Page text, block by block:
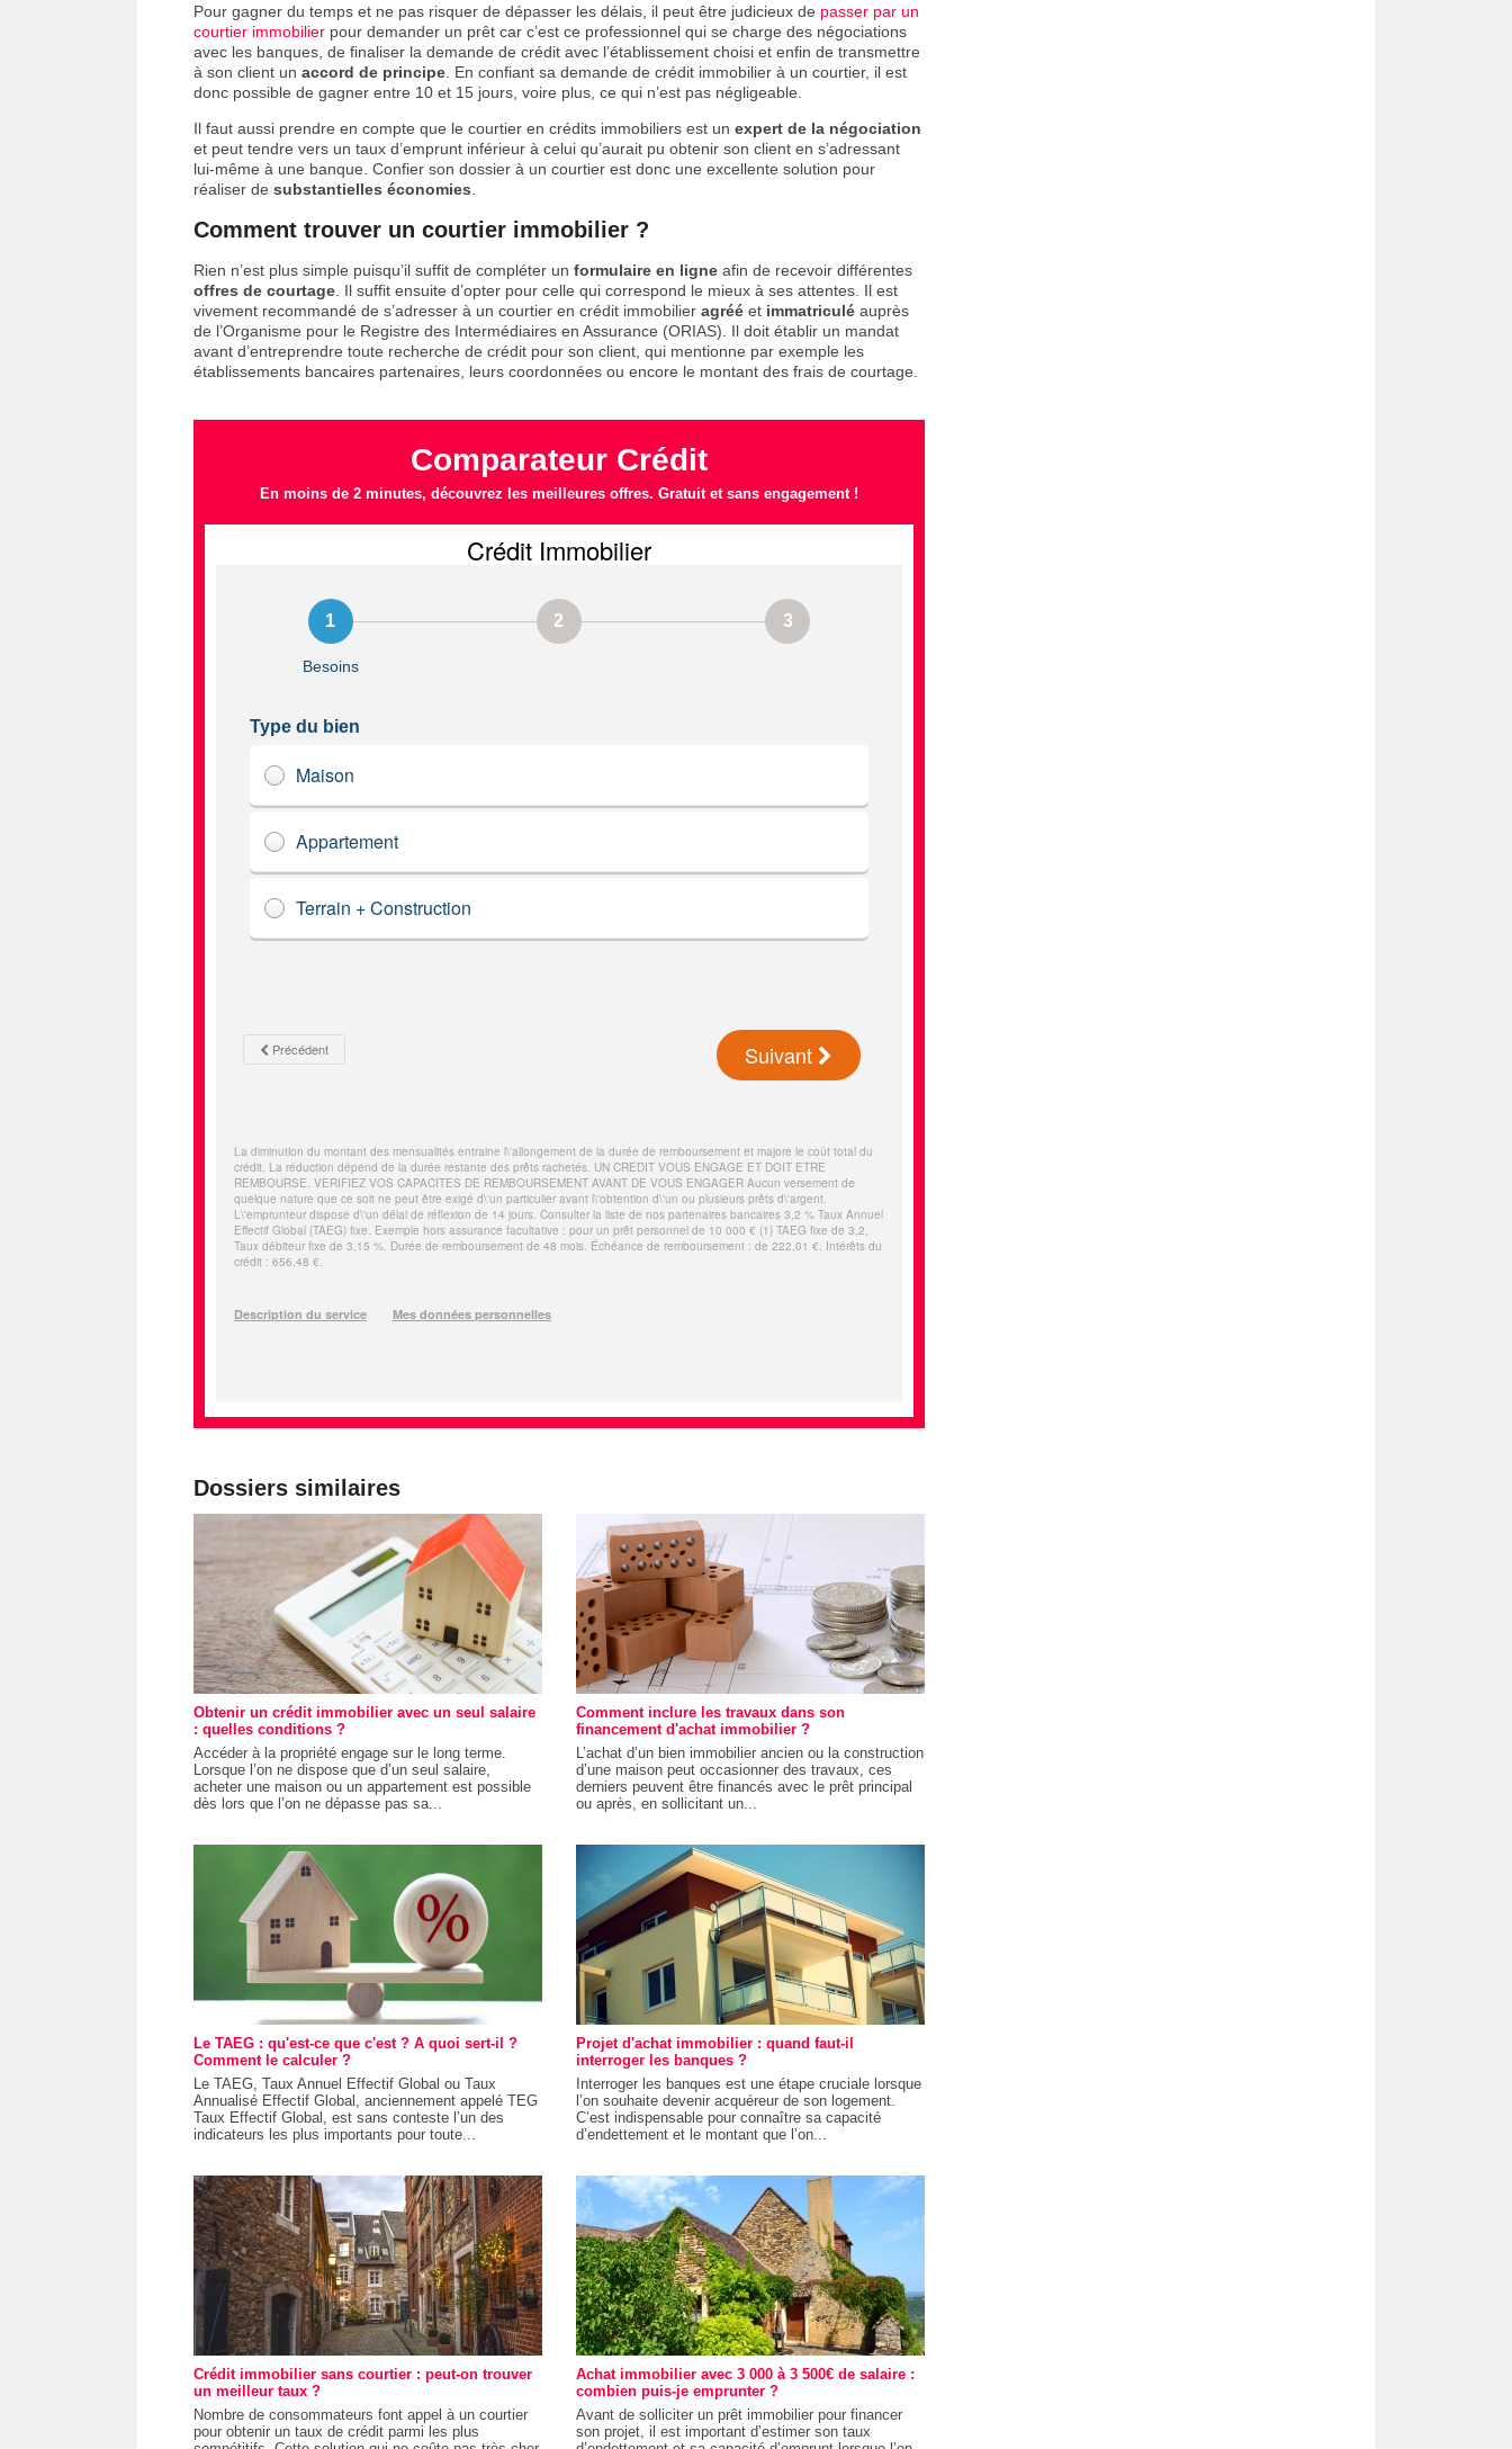
Pour gagner du temps et ne pas risquer de dépasser les délais, il peut être judicieux de passer par un
courtier immobilier pour demander un prêt car c’est ce professionnel qui se charge des négociations
avec les banques, de finaliser la demande de crédit avec l’établissement choisi et enfin de transmettre
à son client un accord de principe . En confiant sa demande de crédit immobilier à un courtier, il est
donc possible de gagner entre 10 et 15 jours, voire plus, ce qui n’est pas négligeable.
Il faut aussi prendre en compte que le courtier en crédits immobiliers est un expert de la négociation
et peut tendre vers un taux d’emprunt inférieur à celui qu’aurait pu obtenir son client en s’adressant
lui-même à une banque. Confier son dossier à un courtier est donc une excellente solution pour
réaliser de substantielles économies
Comment trouver un courtier immobilier ?
Rien n’est plus simple puisqu’il suffit de compléter un formulaire en ligne afin de recevoir différentes
offres de courtage . Il suffit ensuite d’opter pour celle qui correspond le mieux à ses attentes. Il est
vivement recommandé de s’adresser à un courtier en crédit immobilier agréé et immatriculé auprès
de l’Organisme pour le Registre des Intermédiaires en Assurance (ORIAS). Il doit établir un mandat
avant d’entreprendre toute recherche de crédit pour son client, qui mentionne par exemple les
établissements bancaires partenaires, leurs coordonnées ou encore le montant des frais de courtage.
Comparateur Crédit
En moins de 2 minutes, découvrez les meilleures offres. Gratuit et sans engagement !
Dossiers similaires
Obtenir un crédit immobilier avec un seul salaire
: quelles conditions ?
Accéder à la propriété engage sur le long terme.
Lorsque l’on ne dispose que d’un seul salaire,
acheter une maison ou un appartement est possible
dès lors que l’on ne dépasse pas sa...
Comment inclure les travaux dans son
financement d'achat immobilier ?
L’achat d’un bien immobilier ancien ou la construction
d’une maison peut occasionner des travaux, ces
derniers peuvent être financés avec le prêt principal
ou après, en sollicitant un...
Le TAEG : qu'est-ce que c'est ? A quoi sert-il ?
Comment le calculer ?
Le TAEG, Taux Annuel Effectif Global ou Taux
Annualisé Effectif Global, anciennement appelé TEG
Taux Effectif Global, est sans conteste l’un des
indicateurs les plus importants pour toute...
Projet d'achat immobilier : quand faut-il
interroger les banques ?
Interroger les banques est une étape cruciale lorsque
l’on souhaite devenir acquéreur de son logement.
C’est indispensable pour connaître sa capacité
d’endettement et le montant que l’on...
Crédit immobilier sans courtier : peut-on trouver
un meilleur taux ?
Nombre de consommateurs font appel à un courtier
pour obtenir un taux de crédit parmi les plus
Achat immobilier avec 3 000 à 3 500€ de salaire :
combien puis-je emprunter ?
Avant de solliciter un prêt immobilier pour financer
son projet, il est important d’estimer son taux